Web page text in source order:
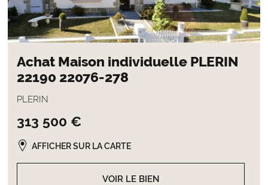
Achat Maison individuelle PLERIN
22190 22076-278
PLERIN
313 500 €
VOIR LE BIEN
AFFICHER SUR LA CARTE